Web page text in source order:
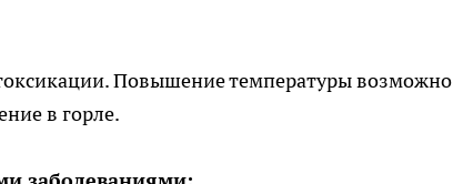
Повышение температуры возможно
в горле.